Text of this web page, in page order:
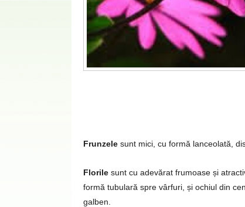
Frunzele sunt mici, cu formă lanceolată,
Florile sunt cu adevărat frumoase și
formă tubulară spre vârfuri, și ochiul din
galben.